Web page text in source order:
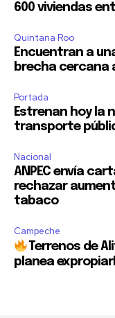
600 viviendas
Quintana Roo
Encuentran a
brecha cercana
Portada
Estrenan hoy la
transporte
Nacional
ANPEC envía
rechazar
tabaco
Campeche
Terrenos de
planea